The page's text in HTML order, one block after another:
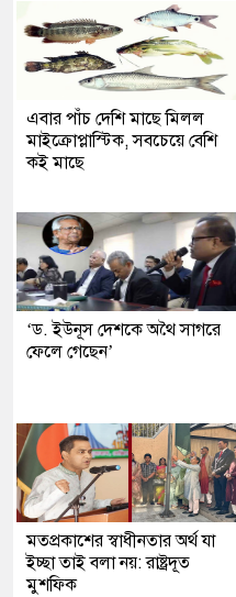
এবার পাঁচ দেশি মাছে মিলল
মাইক্রোপ্লাস্টিক, সবচেয়ে বেশি
কই মাছে
‘ড. ইউনূস দেশকে অথৈ সাগরে
ফেলে গেছেন’
মতপ্রকাশের স্বাধীনতার অর্থ যা
ইচ্ছা তাই বলা নয়: রাষ্ট্রদূত
মুশফিক